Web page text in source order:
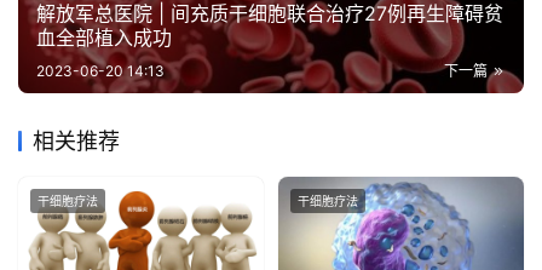
解放军总医院 | 间充质干细胞联合治疗27例再生障碍贫
血全部植入成功
下一篇
2023-06-20 14:13
相关推荐
干细胞疗法 干细胞疗法